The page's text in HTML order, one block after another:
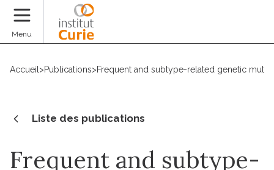
Menu
Accueil >Publications>Frequent and subtype-related genetic
Liste des publications
Frequent and subtype-